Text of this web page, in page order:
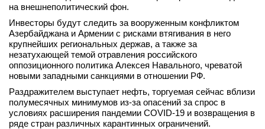
Мероприятия
Новости
Интервью
вконтакте
телеграм
на внешнеполитический фон.
Инвесторы будут следить за вооруженным конфликтом
Азербайджана и Армении с рисками втягивания в него
крупнейших региональных держав, а также за
незатухающей темой отравления российского
оппозиционного политика Алексея Навального, чреватой
новыми западными санкциями в отношении РФ.
Раздражителем выступает нефть, торгуемая сейчас вблизи
полумесячных минимумов из-за опасений за спрос в
условиях расширения пандемии COVID-19 и возвращения в
ряде стран различных карантинных ограничений.